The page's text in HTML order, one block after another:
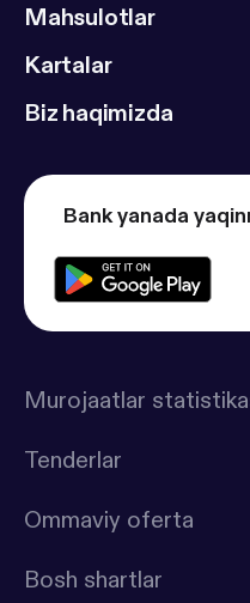
Mahsulotlar
Kartalar
Biz haqimizda
Bank yanada
Murojaatlar
Tenderlar
Ommaviy oferta
Bosh shartlar